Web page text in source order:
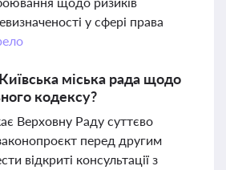
у сфері права
міська рада щодо
кодексу?
Верховну Раду суттєво
перед другим
відкриті консультації з